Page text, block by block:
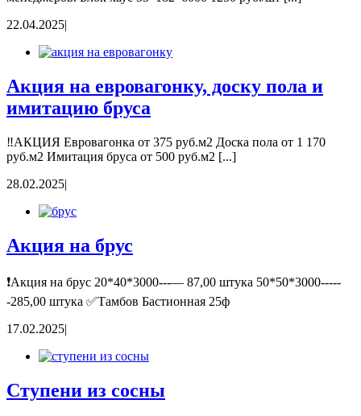
22.04.2025|
Акция на евровагонку, доску пола и
имитацию бруса
‼АКЦИЯ Евровагонка от 375 руб.м2 Доска пола от 1 170
руб.м2 Имитация бруса от 500 руб.м2 [...]
28.02.2025|
Акция на брус
❗Акция на брус 20*40*3000---— 87,00 штука 50*50*3000-----
-285,00 штука ✅Тамбов Бастионная 25ф
17.02.2025|
Ступени из сосны